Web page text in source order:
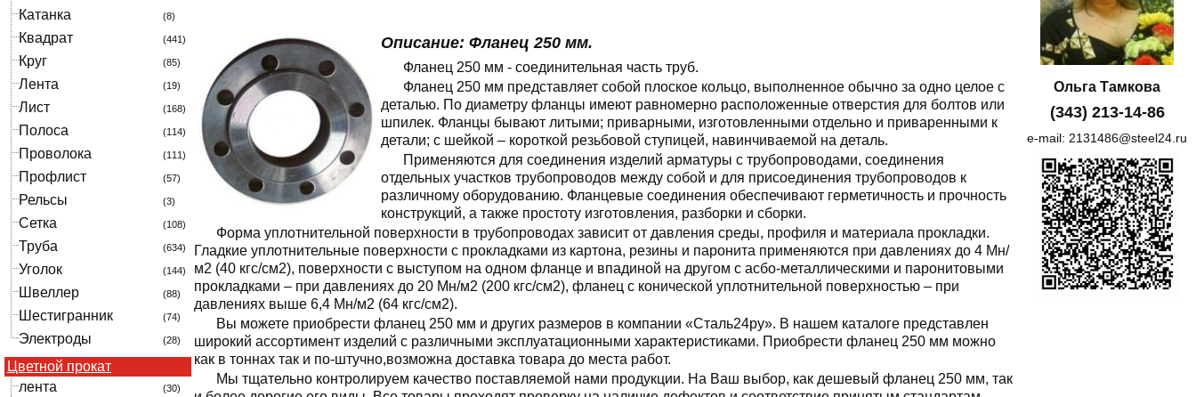
Катанка (8)
Квадрат (441)
Круг (85)
Лента (19)
Лист (168)
Полоса (114)
Проволока (111)
Профлист (57)
Рельсы (3)
Сетка (108)
Труба (634)
Уголок (144)
Швеллер (88)
Шестигранник (74)
Электроды (28)
Цветной прокат
лента
(30)
Описание: Фланец 250 мм.
Фланец 250 мм - cоединительная часть труб.
Фланец 250 мм представляет собой плоское кольцо, выполненное обычно за одно целое с
деталью. По диаметру фланцы имеют равномерно расположенные отверстия для болтов или
шпилек. Фланцы бывают литыми; приварными, изготовленными отдельно и приваренными к
детали; с шейкой – короткой резьбовой ступицей, навинчиваемой на деталь.
Применяются для соединения изделий арматуры с трубопроводами, соединения
отдельных участков трубопроводов между собой и для присоединения трубопроводов к
различному оборудованию. Фланцевые соединения обеспечивают герметичность и прочность
конструкций, а также простоту изготовления, разборки и сборки.
Форма уплотнительной поверхности в трубопроводах зависит от давления среды, профиля и материала прокладки.
Гладкие уплотнительные поверхности с прокладками из картона, резины и паронита применяются при давлениях до 4 Мн/
м2 (40 кгс/см2), поверхности с выступом на одном фланце и впадиной на другом с асбо-металлическими и паронитовыми
прокладками – при давлениях до 20 Мн/м2 (200 кгс/см2), фланец с конической уплотнительной поверхностью – при
давлениях выше 6,4 Мн/м2 (64 кгс/см2).
Вы можете приобрести фланец 250 мм и других размеров в компании «Сталь24ру». В нашем каталоге представлен
широкий ассортимент изделий с различными эксплуатационными характеристиками. Приобрести фланец 250 мм можно
как в тоннах так и по-штучно,возможна доставка товара до места работ.
Мы тщательно контролируем качество поставляемой нами продукции. На Ваш выбор, как дешевый фланец 250 мм, так
Ольга Тамкова
(343) 213-14-86
e-mail: 2131486@steel24.ru